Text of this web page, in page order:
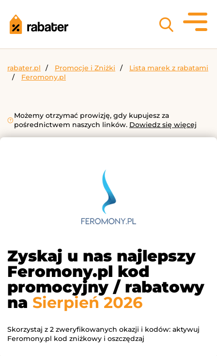
rabater.pl Promocje i Zniżki
Lista marek z rabatami
Feromony.pl
Możemy otrzymać prowizję, gdy kupujesz za
pośrednictwem naszych linków. Dowiedz się więcej
Zyskaj u nas najlepszy
Feromony.pl kod
promocyjny / rabatowy
na Sierpień 2026
Skorzystaj z 2 zweryfikowanych okazji i kodów: aktywuj
Feromony.pl kod zniżkowy i oszczędzaj